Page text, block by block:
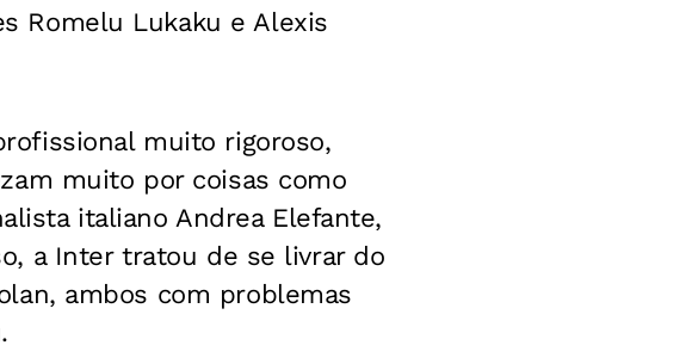
Romelu Lukaku e Alexis
muito rigoroso,
muito por coisas como
italiano Andrea Elefante,
a Inter tratou de se livrar do
ambos com problemas